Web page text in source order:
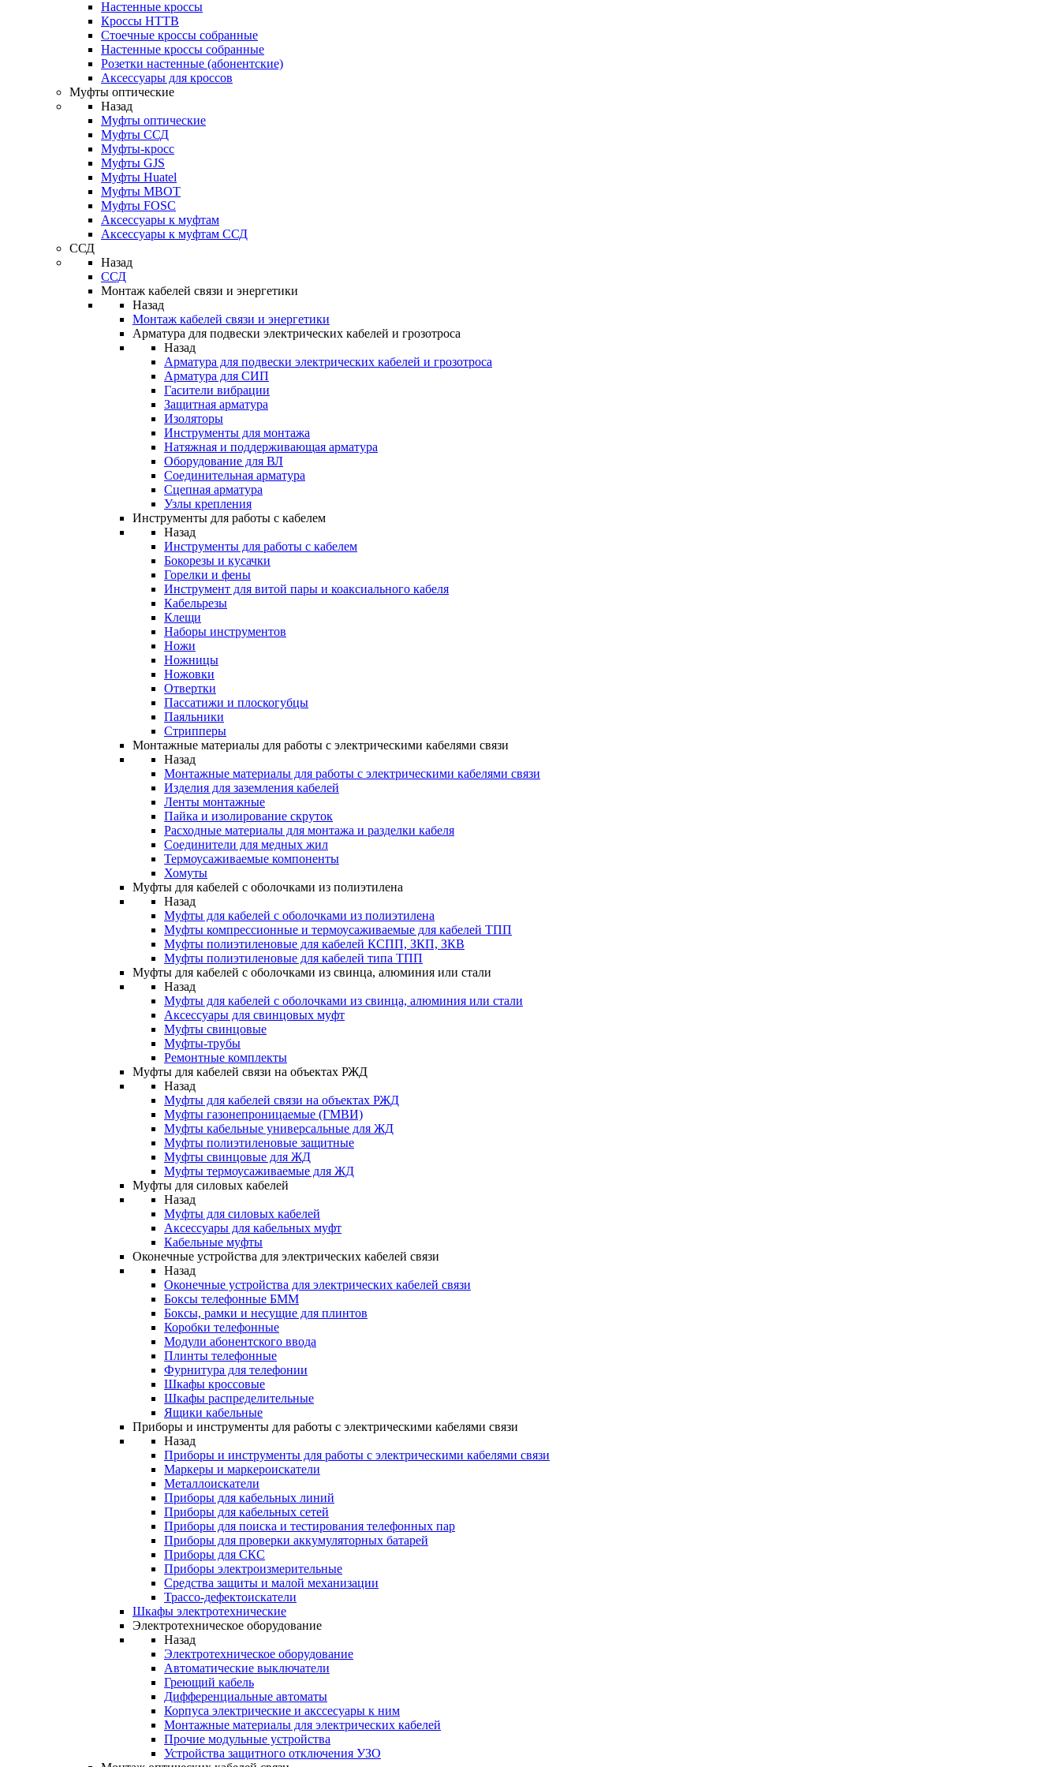
Настенные кроссы
Кроссы HTTB
Стоечные кроссы собранные
Настенные кроссы собранные
Розетки настенные (абонентские)
Аксессуары для кроссов
Муфты оптические
Назад
Муфты оптические
Муфты ССД
Муфты-кросс
Муфты GJS
Муфты Huatel
Муфты МВОТ
Муфты FOSC
Аксессуары к муфтам
Аксессуары к муфтам ССД
ССД
Назад
ССД
Монтаж кабелей связи и энергетики
Назад
Монтаж кабелей связи и энергетики
Арматура для подвески электрических кабелей и грозотроса
Назад
Арматура для подвески электрических кабелей и грозотроса
Арматура для СИП
Гасители вибрации
Защитная арматура
Изоляторы
Инструменты для монтажа
Натяжная и поддерживающая арматура
Оборудование для ВЛ
Соединительная арматура
Сцепная арматура
Узлы крепления
Инструменты для работы с кабелем
Назад
Инструменты для работы с кабелем
Бокорезы и кусачки
Горелки и фены
Инструмент для витой пары и коаксиального кабеля
Кабельрезы
Клещи
Наборы инструментов
Ножи
Ножницы
Ножовки
Отвертки
Пассатижи и плоскогубцы
Паяльники
Стрипперы
Монтажные материалы для работы с электрическими кабелями связи
Назад
Монтажные материалы для работы с электрическими кабелями связи
Изделия для заземления кабелей
Ленты монтажные
Пайка и изолирование скруток
Расходные материалы для монтажа и разделки кабеля
Соединители для медных жил
Термоусаживаемые компоненты
Хомуты
Муфты для кабелей с оболочками из полиэтилена
Назад
Муфты для кабелей с оболочками из полиэтилена
Муфты компрессионные и термоусаживаемые для кабелей ТПП
Муфты полиэтиленовые для кабелей КСПП, ЗКП, ЗКВ
Муфты полиэтиленовые для кабелей типа ТПП
Муфты для кабелей с оболочками из свинца, алюминия или стали
Назад
Муфты для кабелей с оболочками из свинца, алюминия или стали
Аксессуары для свинцовых муфт
Муфты свинцовые
Муфты-трубы
Ремонтные комплекты
Муфты для кабелей связи на объектах РЖД
Назад
Муфты для кабелей связи на объектах РЖД
Муфты газонепроницаемые (ГМВИ)
Муфты кабельные универсальные для ЖД
Муфты полиэтиленовые защитные
Муфты свинцовые для ЖД
Муфты термоусаживаемые для ЖД
Муфты для силовых кабелей
Назад
Муфты для силовых кабелей
Аксессуары для кабельных муфт
Кабельные муфты
Оконечные устройства для электрических кабелей связи
Назад
Оконечные устройства для электрических кабелей связи
Боксы телефонные БММ
Боксы, рамки и несущие для плинтов
Коробки телефонные
Модули абонентского ввода
Плинты телефонные
Фурнитура для телефонии
Шкафы кроссовые
Шкафы распределительные
Ящики кабельные
Приборы и инструменты для работы с электрическими кабелями связи
Назад
Приборы и инструменты для работы с электрическими кабелями связи
Маркеры и маркероискатели
Металлоискатели
Приборы для кабельных линий
Приборы для кабельных сетей
Приборы для поиска и тестирования телефонных пар
Приборы для проверки аккумуляторных батарей
Приборы для СКС
Приборы электроизмерительные
Средства защиты и малой механизации
Трассо-дефектоискатели
Шкафы электротехнические
Электротехническое оборудование
Назад
Электротехническое оборудование
Автоматические выключатели
Греющий кабель
Дифференциальные автоматы
Корпуса электрические и акссесуары к ним
Монтажные материалы для электрических кабелей
Прочие модульные устройства
Устройства защитного отключения УЗО